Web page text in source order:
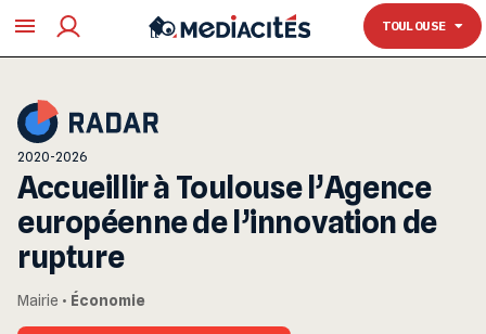
TOULOUSE
TOULOUSE
2020-2026
Accueillir à Toulouse l’Agence
européenne de l’innovation de
rupture
Mairie • Économie